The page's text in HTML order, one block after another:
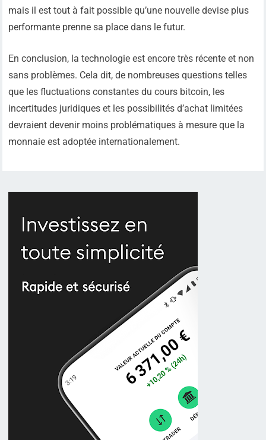
mais il est tout à fait possible qu’une nouvelle devise plus
performante prenne sa place dans le futur.
En conclusion, la technologie est encore très récente et non
sans problèmes. Cela dit, de nombreuses questions telles
que les fluctuations constantes du cours bitcoin, les
incertitudes juridiques et les possibilités d’achat limitées
devraient devenir moins problématiques à mesure que la
monnaie est adoptée internationalement.